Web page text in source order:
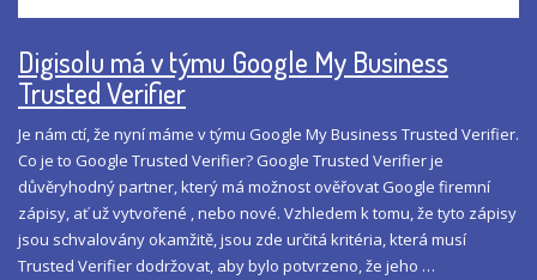
Digisolu má v týmu Google My Business
Trusted Verifier
Je nám ctí, že nyní máme v týmu Google My Business Trusted Verifier.
Co je to Google Trusted Verifier? Google Trusted Verifier je
důvěryhodný partner, který má možnost ověřovat Google firemní
zápisy, ať už vytvořené , nebo nové. Vzhledem k tomu, že tyto zápisy
jsou schvalovány okamžitě, jsou zde určitá kritéria, která musí
Trusted Verifier dodržovat, aby bylo potvrzeno, že jeho …